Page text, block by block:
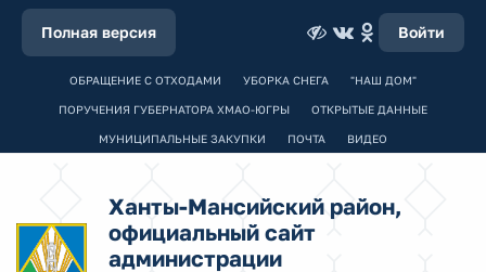
Полная версия Войти
ОБРАЩЕНИЕ С ОТХОДАМИ УБОРКА СНЕГА "НАШ ДОМ"
ПОРУЧЕНИЯ ГУБЕРНАТОРА ХМАО-ЮГРЫ ОТКРЫТЫЕ ДАННЫЕ
МУНИЦИПАЛЬНЫЕ ЗАКУПКИ ПОЧТА ВИДЕО
Ханты-Мансийский район,
официальный сайт
администрации